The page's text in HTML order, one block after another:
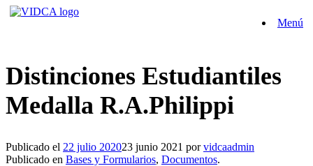
Saltar
Menú
Distinciones Estudiantiles
Medalla R.A.Philippi
Publicado el 22 julio 202023 junio 2021 porvidcaadmin
Publicado en Bases y Formularios, Documentos.